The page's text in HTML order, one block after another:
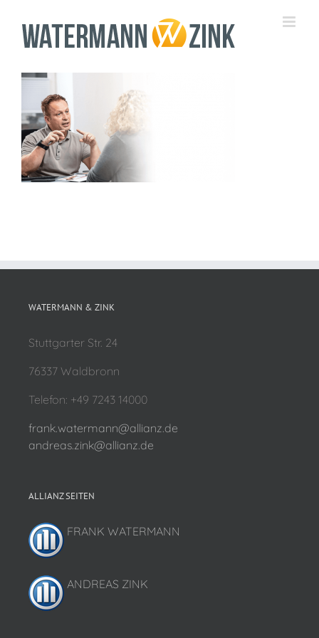
Inhalt
springen
WATERMANN & ZINK
Stuttgarter Str. 24
76337 Waldbronn
Telefon: +49 7243 14000
frank.watermann@allianz.de
andreas.zink@allianz.de
ALLIANZ SEITEN
FRANK WATERMANN
ANDREAS ZINK